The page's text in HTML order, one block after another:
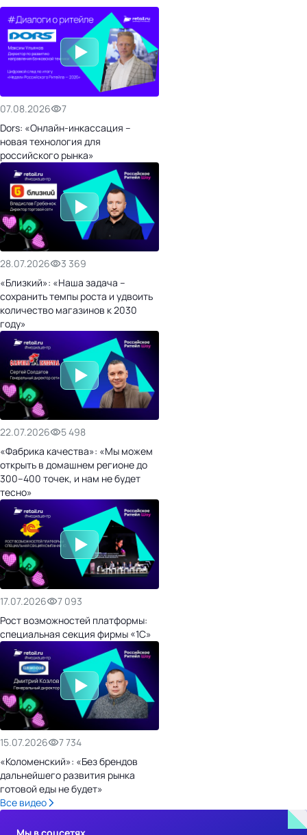
07.08.2026
7
Dors: «Онлайн-инкассация –
новая технология для
российского рынка»
28.07.2026
3 369
«Близкий»: «Наша задача –
сохранить темпы роста и удвоить
количество магазинов к 2030
году»
22.07.2026
5 498
«Фабрика качества»: «Мы можем
открыть в домашнем регионе до
300–400 точек, и нам не будет
тесно»
17.07.2026
7 093
Рост возможностей платформы:
специальная секция фирмы «1С»
15.07.2026
7 734
«Коломенский»: «Без брендов
дальнейшего развития рынка
готовой еды не будет»
Все видео